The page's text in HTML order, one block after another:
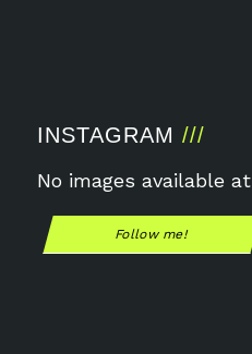
INSTAGRAM
No images available
Follow me!